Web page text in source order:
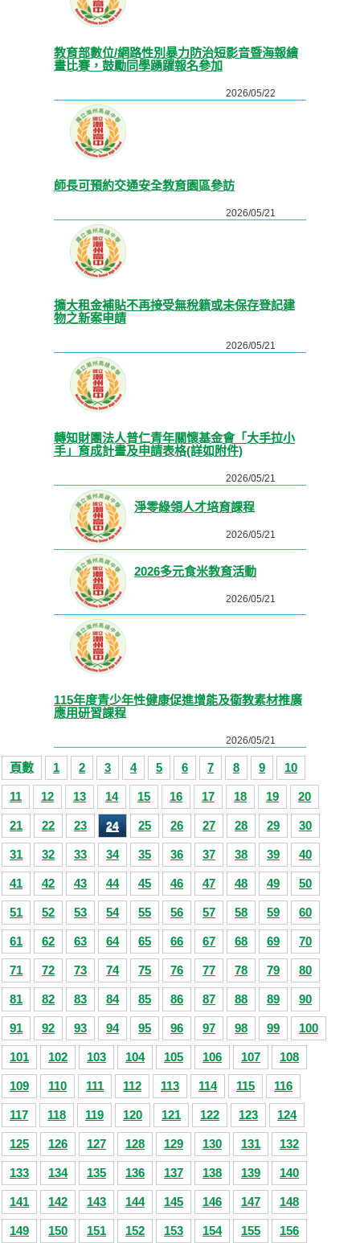
教育部數位/網路性別暴力防治短影音暨海報繪
畫比賽，鼓勵同學踴躍報名參加
2026/05/22
師長可預約交通安全教育園區參訪
2026/05/21
擴大租金補貼不再接受無稅籍或未保存登記建
物之新案申請
2026/05/21
轉知財團法人普仁青年關懷基金會「大手拉小
手」育成計畫及申請表格(詳如附件)
2026/05/21
淨零綠領人才培育課程
2026/05/21
2026多元食米教育活動
2026/05/21
115年度青少年性健康促進增能及衛教素材推廣
應用研習課程
2026/05/21
頁數 1 2 3 4 5 6 7 8 9 10
11 12 13 14 15 16 17 18 19 20
21 22 23 24 25 26 27 28 29 30
31 32 33 34 35 36 37 38 39 40
41 42 43 44 45 46 47 48 49 50
51 52 53 54 55 56 57 58 59 60
61 62 63 64 65 66 67 68 69 70
71 72 73 74 75 76 77 78 79 80
81 82 83 84 85 86 87 88 89 90
91 92 93 94 95 96 97 98 99 100
101 102 103 104 105 106 107 108
109 110 111 112 113 114 115 116
117 118 119 120 121 122 123 124
125 126 127 128 129 130 131 132
133 134 135 136 137 138 139 140
141 142 143 144 145 146 147 148
149 150 151 152 153 154 155 156